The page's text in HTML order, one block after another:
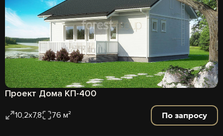
Проект Дома КП-400
10,2х7,8 76 м² По запросу